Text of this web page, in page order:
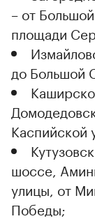
– от
площади
до Большой
Каспийской
шоссе,
улицы, от
Победы;